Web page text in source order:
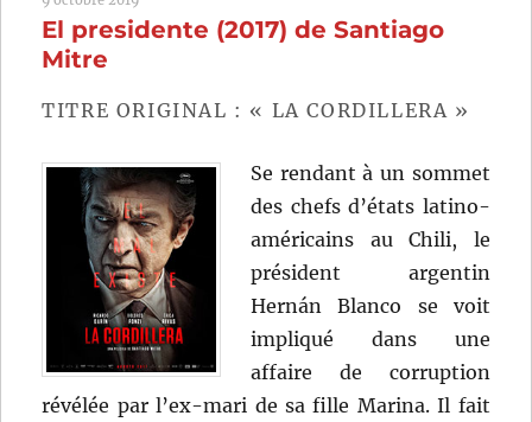
El presidente (2017) de Santiago
Mitre
TITRE ORIGINAL : « LA CORDILLERA »
Se rendant à un sommet
des chefs d’états latino-
américains au Chili, le
président argentin
Hernán Blanco se voit
impliqué dans une
affaire de corruption
révélée par l’ex-mari de sa fille Marina. Il fait